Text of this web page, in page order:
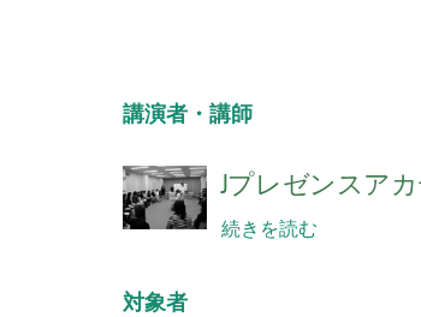
講演者・講師
Jプレゼンスア
続きを読む
対象者